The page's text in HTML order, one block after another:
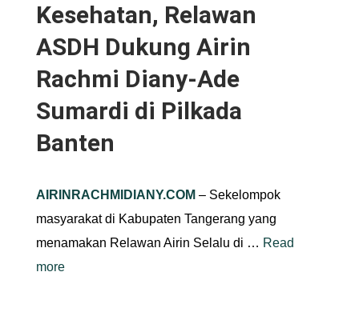
Kesehatan, Relawan
ASDH Dukung Airin
Rachmi Diany-Ade
Sumardi di Pilkada
Banten
AIRINRACHMIDIANY.COM – Sekelompok
masyarakat di Kabupaten Tangerang yang
menamakan Relawan Airin Selalu di … Read
more